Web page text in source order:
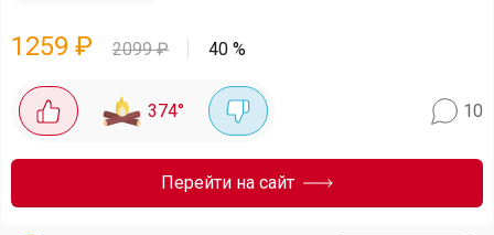
1259 ₽ 2099₽ 40 %
374° 10
Перейти на сайт